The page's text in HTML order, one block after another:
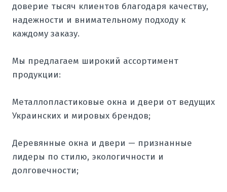
доверие тысяч клиентов благодаря качеству,
надежности и внимательному подходу к
каждому заказу.
Мы предлагаем широкий ассортимент
продукции:
Металлопластиковые окна и двери от ведущих
Украинских и мировых брендов;
Деревянные окна и двери — признанные
лидеры по стилю, экологичности и
долговечности;